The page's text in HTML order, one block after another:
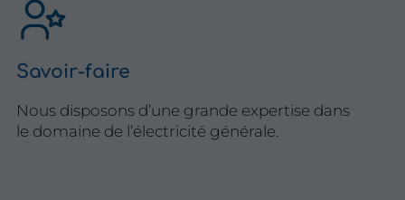
Savoir-faire
Nous disposons d’une grande expertise dans
le domaine de l’électricité générale.